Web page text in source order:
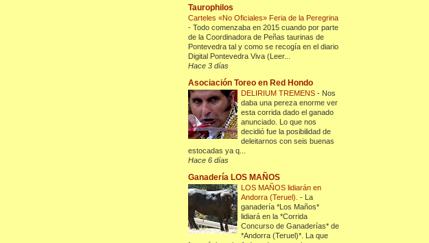
Taurophilos
Carteles «No Oficiales» Feria de la Peregrina
-Todo comenzaba en 2015 cuando por parte
de la Coordinadora de Peñas taurinas de
Pontevedra tal y como se recogía en el diario
Digital Pontevedra Viva (Leer...
Hace 3 días
Asociación Toreo en Red Hondo
DELIRIUM TREMENS- Nos
daba una pereza enorme ver
esta corrida dado el ganado
anunciado. Lo que nos
decidió fue la posibilidad de
deleitarnos con seis buenas
estocadas ya q...
Hace 6 días
Ganadería LOS MAÑOS
LOS MAÑOS lidiarán en
Andorra (Teruel).- La
ganadería *Los Maños*
lidiará en la *Corrida
Concurso de Ganaderías* de
*Andorra (Teruel)*. La que